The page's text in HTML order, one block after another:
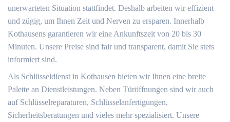
unerwarteten Situation stattfindet. Deshalb arbeiten wir effizient
und zügig, um Ihnen Zeit und Nerven zu ersparen. Innerhalb
Kothausens garantieren wir eine Ankunftszeit von 20 bis 30
Minuten. Unsere Preise sind fair und transparent, damit Sie stets
informiert sind.
Als Schlüsseldienst in Kothausen bieten wir Ihnen eine breite
Palette an Dienstleistungen. Neben Türöffnungen sind wir auch
auf Schlüsselreparaturen, Schlüsselanfertigungen,
Sicherheitsberatungen und vieles mehr spezialisiert. Unsere